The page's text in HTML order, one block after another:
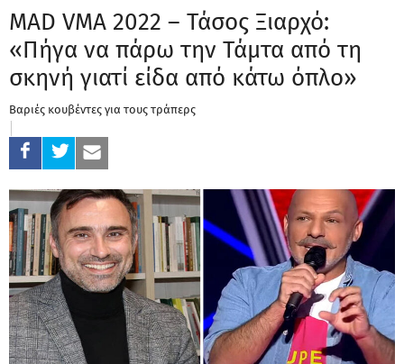
MAD VMA 2022 – Τάσος Ξιαρχό:
«Πήγα να πάρω την Τάμτα από τη
σκηνή γιατί είδα από κάτω όπλο»
Βαριές κουβέντες για τους τράπερς